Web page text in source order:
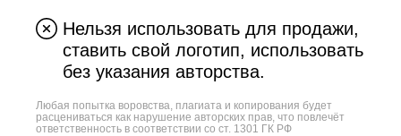
Нельзя использовать для продажи,
ставить свой логотип, использовать
без указания авторства.
Любая попытка воровства, плагиата и копирования будет
расцениваться как нарушение авторских прав, что повлечёт
ответственность в соответствии со ст. 1301 ГК РФ